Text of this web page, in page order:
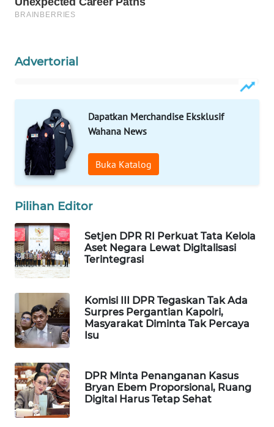
Advertorial
Dapatkan Merchandise Eksklusif
Wahana News
Buka Katalog
Pilihan Editor
Setjen DPR RI Perkuat Tata Kelola
Aset Negara Lewat Digitalisasi
Terintegrasi
Komisi III DPR Tegaskan Tak Ada
Surpres Pergantian Kapolri,
Masyarakat Diminta Tak Percaya
Isu
DPR Minta Penanganan Kasus
Bryan Ebem Proporsional, Ruang
Digital Harus Tetap Sehat
WAHANA
WAHANA
HEALTH
WAHANA
DESA
WISATA
LAPAK
WAHANA
Wahana
Network
KONSUMEN
LISTRIK
MASYARAKAT
WALINKI
ID